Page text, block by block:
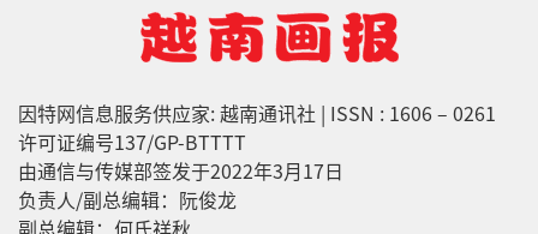
因特网信息服务供应家: 越南通讯社 | ISSN : 1606 – 0261
许可证编号137/GP-BTTTT
由通信与传媒部签发于2022年3月17日
负责人/副总编辑：阮俊龙